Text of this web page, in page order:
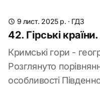
9 лист. 2025 р. · ГДЗ
42. Гірські
Кримські гори -
Розглянуто
особливості